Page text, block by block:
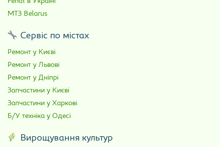
МТЗ Belarus
Сервіс по містах
Ремонт у Києві
Ремонт у Львові
Ремонт у Дніпрі
Запчастини у Києві
Запчастини у Харкові
Б/У техніка у Одесі
Вирощування культур